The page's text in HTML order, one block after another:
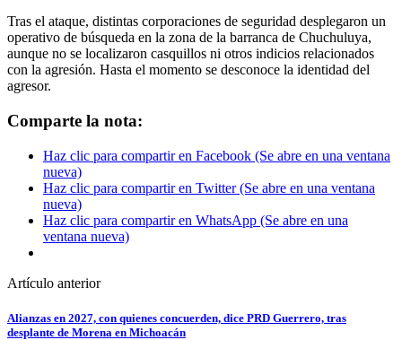
Tras el ataque, distintas corporaciones de seguridad desplegaron un
operativo de búsqueda en la zona de la barranca de Chuchuluya,
aunque no se localizaron casquillos ni otros indicios relacionados
con la agresión. Hasta el momento se desconoce la identidad del
agresor.
Comparte la nota:
Haz clic para compartir en Facebook (Se abre en una ventana
nueva)
Haz clic para compartir en Twitter (Se abre en una ventana
nueva)
Haz clic para compartir en WhatsApp (Se abre en una
ventana nueva)
Artículo anterior
Alianzas en 2027, con quienes concuerden, dice PRD Guerrero, tras
desplante de Morena en Michoacán